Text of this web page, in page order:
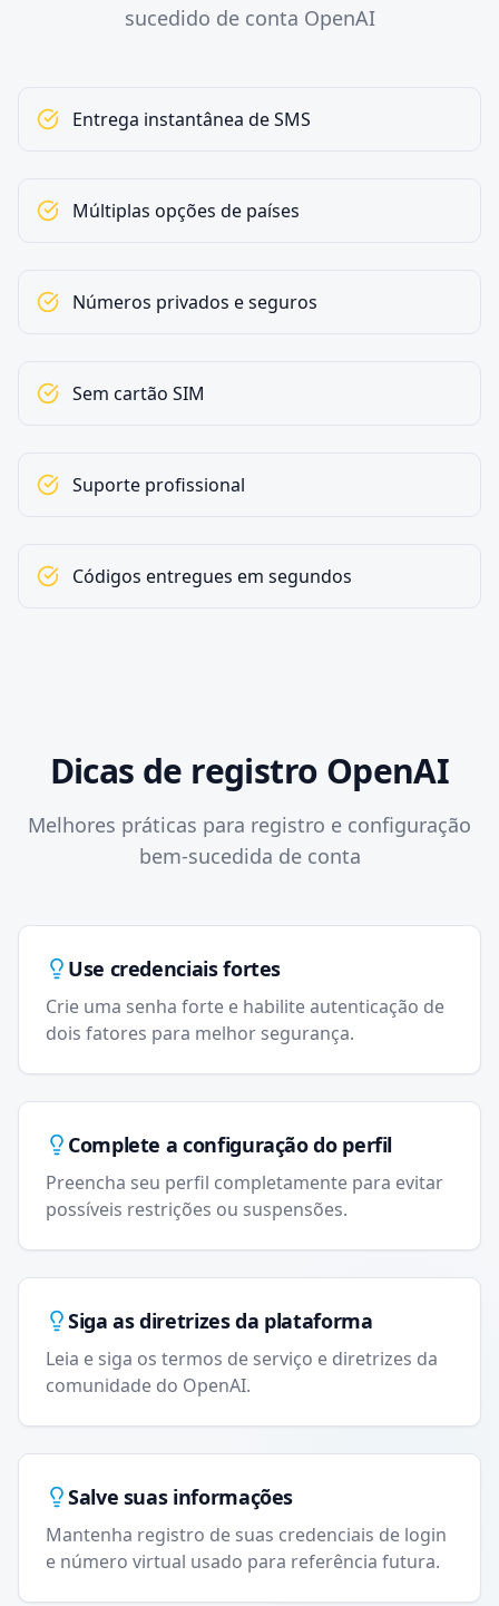
sucedido de conta OpenAI
Entrega instantânea de SMS
Múltiplas opções de países
Números privados e seguros
Sem cartão SIM
Suporte profissional
Códigos entregues em segundos
Dicas de registro OpenAI
Melhores práticas para registro e configuração
bem-sucedida de conta
Use credenciais fortes
Crie uma senha forte e habilite autenticação de
dois fatores para melhor segurança.
Complete a configuração do perfil
Preencha seu perfil completamente para evitar
possíveis restrições ou suspensões.
Siga as diretrizes da plataforma
Leia e siga os termos de serviço e diretrizes da
comunidade do OpenAI.
Salve suas informações
Mantenha registro de suas credenciais de login
e número virtual usado para referência futura.